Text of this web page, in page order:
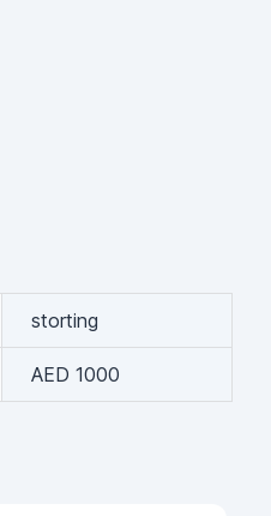
storting
AED 1000